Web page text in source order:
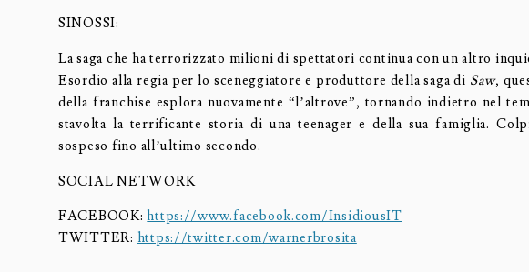
SINOSSI:
La saga che ha terrorizzato milioni di spettatori continua con un altro
Esordio alla regia per lo sceneggiatore e produttore della saga di Saw,
della franchise esplora nuovamente “l’altrove”, tornando indietro nel
stavolta la terrificante storia di una teenager e della sua famiglia.
sospeso fino all’ultimo secondo.
SOCIAL NETWORK
FACEBOOK:https://www.facebook.com/InsidiousIT
TWITTER: https://twitter.com/warnerbrosita